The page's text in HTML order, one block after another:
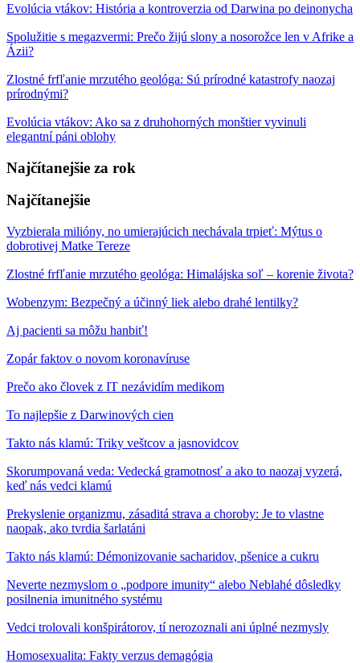
Evolúcia vtákov: História a kontroverzia od Darwina po deinonycha
Spolužitie s megazvermi: Prečo žijú slony a nosorožce len v Afrike a
Ázii?
Zlostné frfľanie mrzutého geológa: Sú prírodné katastrofy naozaj
prírodnými?
Evolúcia vtákov: Ako sa z druhohorných monštier vyvinuli
elegantní páni oblohy
Najčítanejšie za rok
Najčítanejšie
Vyzbierala milióny, no umierajúcich nechávala trpieť: Mýtus o
dobrotivej Matke Tereze
Zlostné frfľanie mrzutého geológa: Himalájska soľ – korenie života?
Wobenzym: Bezpečný a účinný liek alebo drahé lentilky?
Aj pacienti sa môžu hanbiť!
Zopár faktov o novom koronavíruse
Prečo ako človek z IT nezávidím medikom
To najlepšie z Darwinových cien
Takto nás klamú: Triky veštcov a jasnovidcov
Skorumpovaná veda: Vedecká gramotnosť a ako to naozaj vyzerá,
keď nás vedci klamú
Prekyslenie organizmu, zásaditá strava a choroby: Je to vlastne
naopak, ako tvrdia šarlatáni
Takto nás klamú: Démonizovanie sacharidov, pšenice a cukru
Neverte nezmyslom o „podpore imunity“ alebo Neblahé dôsledky
posilnenia imunitného systému
Vedci trolovali konšpirátorov, tí nerozoznali ani úplné nezmysly
Homosexualita: Fakty verzus demagógia